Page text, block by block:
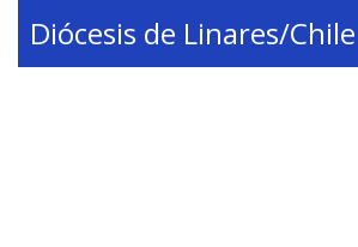
al
contenido
Diócesis de Linares/Chile